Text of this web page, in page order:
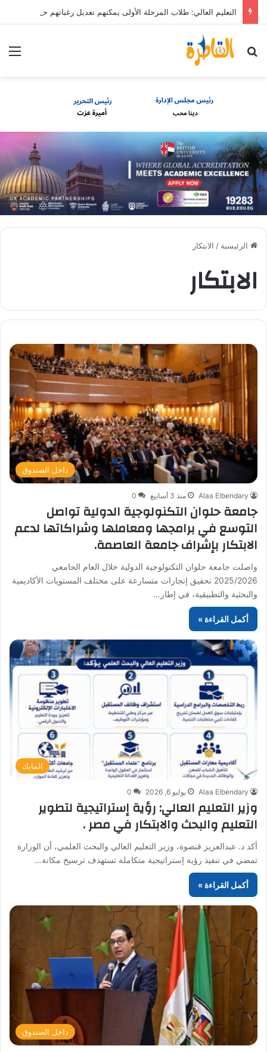
بحث عن
الرئيسية / الابتكار
الابتكار
داخل الصندوق
Alaa Elbendary منذ 3 أسابيع 0
جامعة حلوان التكنولوجية الدولية تواصل
التوسع في برامجها ومعاملها وشراكاتها لدعم
الابتكار بإشراف جامعة العاصمة.
واصلت جامعة حلوان التكنولوجية الدولية خلال العام الجامعي
2025/2026 تحقيق إنجازات متسارعة على مختلف المستويات الأكاديمية
والبحثية والتطبيقية، في إطار…
أكمل القراءة »
المايك
Alaa Elbendary يوليو 6, 2026 0
وزير التعليم العالي: رؤية إستراتيجية لتطوير
التعليم والبحث والابتكار في مصر .
أكد د. عبدالعزيز قنصوة، وزير التعليم العالي والبحث العلمي، أن الوزارة
تمضي في تنفيذ رؤية إستراتيجية متكاملة تستهدف ترسيخ مكانة…
أكمل القراءة »
داخل الصندوق